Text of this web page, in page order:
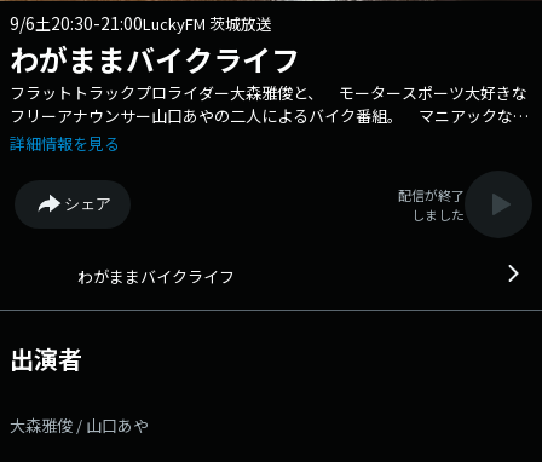
9/6土20:30-21:00LuckyFM 茨城放送
わがままバイクライフ
フラットトラックプロライダー大森雅俊と、 モータースポーツ大好きな
フリーアナウンサー山口あやの二人によるバイク番組。 マニアックなパ
ーツの話、最新バイク情報やツーリングスポットなど、 自由に、そし
けします！
詳細情報を見る
シェア
配信が終了
しました
わがままバイクライフ
出演者
大森雅俊 / 山口あや